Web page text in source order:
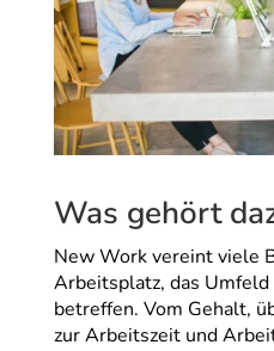
Was gehört
New Work vereint viele
Arbeitsplatz, das Umfeld
betreffen. Vom Gehalt,
zur Arbeitszeit und